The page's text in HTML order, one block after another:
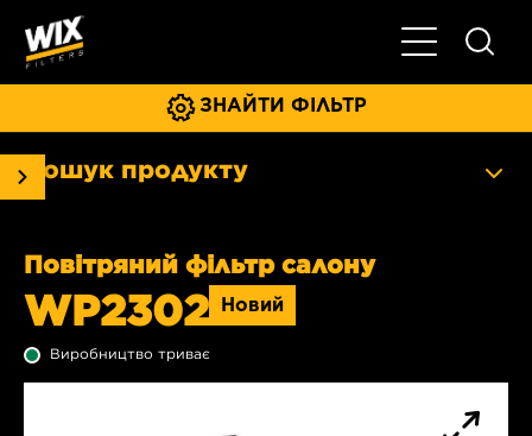
Увімкнути/
ЗНАЙТИ ФІЛЬТР
Пошук продукту
Повітряний фільтр салону
WP2302 Новий
Виробництво триває